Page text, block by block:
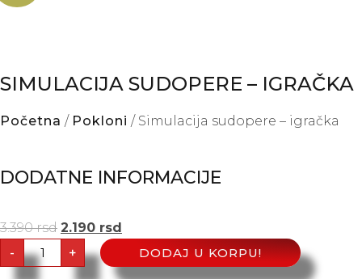
SIMULACIJA SUDOPERE – IGRAČKA
Početna / Pokloni / Simulacija sudopere – igračka
DODATNE INFORMACIJE
3.390rsd 2.190 rsd
-
+ DODAJ U KORPU!